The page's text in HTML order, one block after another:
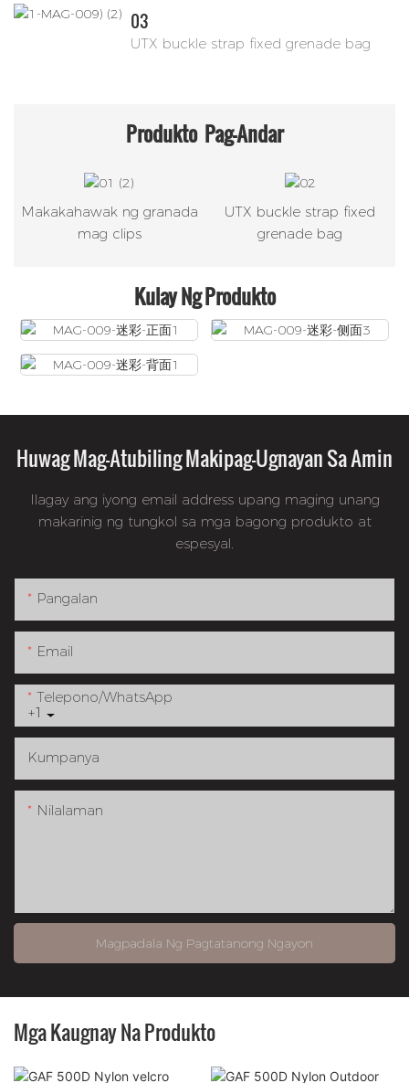
03
UTX buckle strap fixed grenade bag
Produkto Pag-Andar
Makakahawak ng granada
mag clips
UTX buckle strap fixed
grenade bag
Kulay Ng Produkto
Huwag Mag-Atubiling Makipag-Ugnayan Sa Amin
Ilagay ang iyong email address upang maging unang
makarinig ng tungkol sa mga bagong produkto at
espesyal.
Pangalan
Email
+1
Telepono/whatsApp
Kumpanya
Nilalaman
Magpadala Ng Pagtatanong Ngayon
Mga Kaugnay Na Produkto